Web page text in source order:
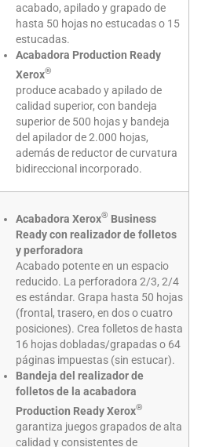
acabado, apilado y grapado de
hasta 50 hojas no estucadas o 15
estucadas.
Acabadora Production Ready
Xerox®
produce acabado y apilado de
calidad superior, con bandeja
superior de 500 hojas y bandeja
del apilador de 2.000 hojas,
además de reductor de curvatura
bidireccional incorporado.
Acabadora Xerox® Business
Ready con realizador de folletos
y perforadora
Acabado potente en un espacio
reducido. La perforadora 2/3, 2/4
es estándar. Grapa hasta 50 hojas
(frontal, trasero, en dos o cuatro
posiciones). Crea folletos de hasta
16 hojas dobladas/grapadas o 64
páginas impuestas (sin estucar).
Bandeja del realizador de
folletos de la acabadora
Production Ready Xerox®
garantiza juegos grapados de alta
calidad y consistentes de